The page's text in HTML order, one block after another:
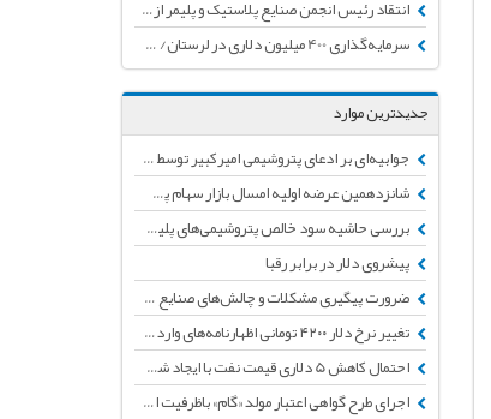
انتقاد رئیس انجمن صنایع پلاستیک و پلیمر از اجرای طرح افق توسط وزارت صنعت
سرمایه‌گذاری 400 میلیون دلاری در لرستان/ جلوگیری از خام‌فروشی وظیفه اصلی مسئولان استانی
جدیدترین موارد
جوابیه‌ای بر ادعای پتروشیمی امیرکبیر توسط انجمن تولید کنندگان لوله و اتصالات پلی‌اتیلن
شانزدهمین عرضه اولیه امسال بازار سهام پس از چند ماه توقف
بررسی حاشیه سود خالص پتروشیمی‌های پلیمرساز + جدول
پیشروی دلار در برابر رقبا
ضرورت پیگیری مشکلات و چالش‌های صنایع پایین دستی پتروشیمی
تغییر نرخ دلار ۴۲۰۰ تومانی اظهارنامه‌های وارداتی به دلار نیمایی
احتمال کاهش 5 دلاری قیمت نفت با ایجاد شوک شیوع ویروس مرگبار کرونا
اجرای طرح گواهی اعتبار مولد «گام» باظرفیت اولیه50 هزار میلیاردتومان تأمین اعتبار شد